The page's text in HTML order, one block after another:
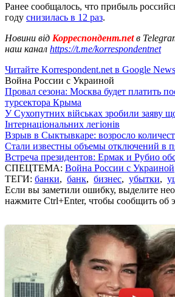
Ранее сообщалось, что прибыль
году снизилась в 12 раз.
Новини від Корреспондент.netв
наш канал https://t.me/korrespondentnet
Читайте Korrespondent.net в Google News
Война России с Украиной
Провал сезона: Москва будет платить
турсектора Крыма
У Сухопутних військах зробили заяву
Інтернаціональних легіонів
Взрыв в Сыктывкаре: возросло
Стали известны объемы отключений в
Встреча президентов: Ермак и Рубио
СПЕЦТЕМА: Война России с Украиной
ТЕГИ: банки, банк, бизнес, убытки,
Если вы заметили ошибку, выделите
нажмите Ctrl+Enter, чтобы сообщить об